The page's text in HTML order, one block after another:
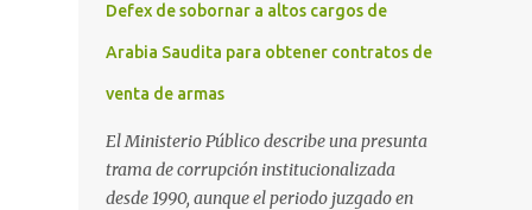
Defex de sobornar a altos cargos de
Arabia Saudita para obtener contratos de
venta de armas
El Ministerio Público describe una presunta
trama de corrupción institucionalizada
desde 1990, aunque el periodo juzgado en